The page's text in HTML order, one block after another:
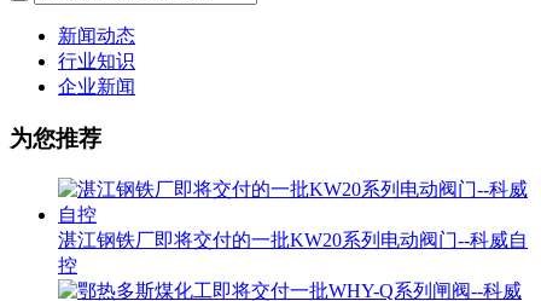
新闻动态
行业知识
企业新闻
为您推荐
湛江钢铁厂即将交付的一批KW20系列电动阀门--科威自
控